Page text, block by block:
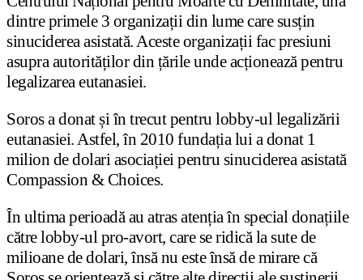
dintre primele 3 organizații din lume care susțin
sinuciderea asistată. Aceste organizații fac presiuni
asupra autorităților din țările unde acționează pentru
legalizarea eutanasiei.
Soros a donat și în trecut pentru lobby-ul legalizării
eutanasiei. Astfel, în 2010 fundația lui a donat 1
milion de dolari asociației pentru sinuciderea asistată
Compassion & Choices.
În ultima perioadă au atras atenția în special donațiile
către lobby-ul pro-avort, care se ridică la sute de
milioane de dolari, însă nu este însă de mirare că